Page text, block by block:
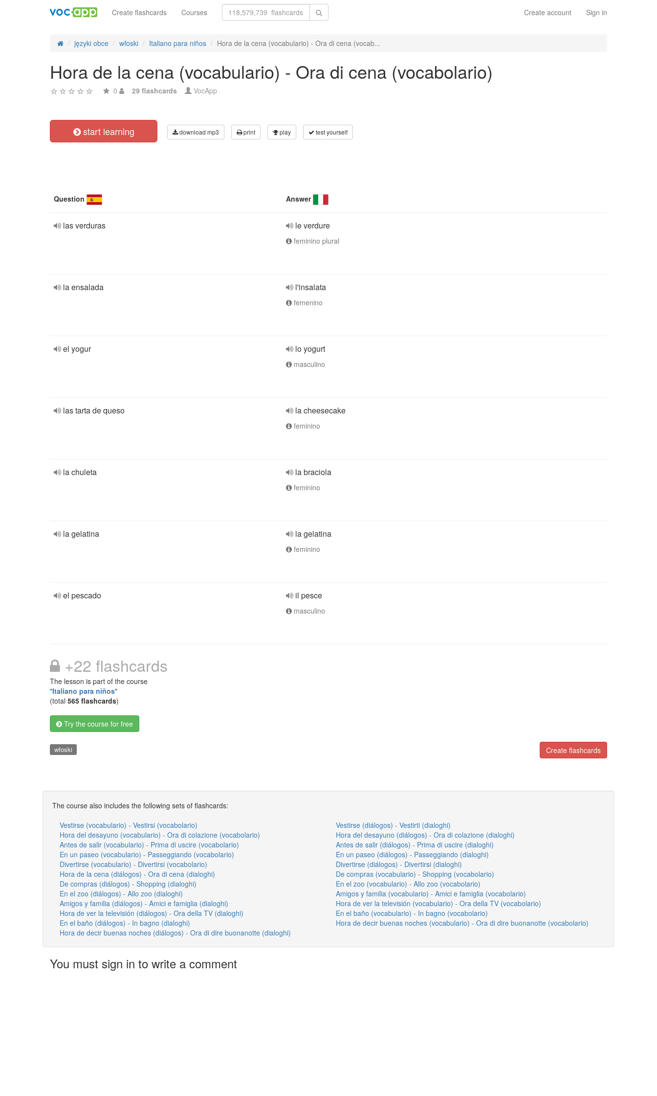
Create account Sign in
Create flashcards Courses
języki obce włoski Italiano para niños Hora de la cena (vocabulario) - Ora di cena (vocab...
Hora de la cena (vocabulario) - Ora di cena (vocabolario)
0 29 flashcards VocApp
start learning download mp3 print play test yourself
Question Answer
las verduras le verdure
feminino plural
la ensalada l'insalata
femenino
el yogur lo yogurt
masculino
las tarta de queso la cheesecake
feminino
la chuleta la braciola
feminino
la gelatina la gelatina
feminino
el pescado il pesce
masculino
+22 flashcards
The lesson is part of the course
"Italiano para niños"
(total 565 flashcards)
Try the course for free
Create flashcards
włoski
The course also includes the following sets of flashcards:
Vestirse (vocabulario) - Vestirsi (vocabolario)
Vestirse (diálogos) - Vestirti (dialoghi)
Hora del desayuno (vocabulario) - Ora di colazione (vocabolario)
Hora del desayuno (diálogos) - Ora di colazione (dialoghi)
Antes de salir (vocabulario) - Prima di uscire (vocabolario)
Antes de salir (diálogos) - Prima di uscire (dialoghi)
En un paseo (vocabulario) - Passeggiando (vocabolario)
En un paseo (diálogos) - Passeggiando (dialoghi)
Divertirse (vocabulario) - Divertirsi (vocabolario)
Divertirse (diálogos) - Divertirsi (dialoghi)
Hora de la cena (diálogos) - Ora di cena (dialoghi)
De compras (vocabulario) - Shopping (vocabolario)
De compras (diálogos) - Shopping (dialoghi)
En el zoo (vocabulario) - Allo zoo (vocabolario)
En el zoo (diálogos) - Allo zoo (dialoghi)
Amigos y familia (vocabulario) - Amici e famiglia (vocabolario)
Amigos y familia (diálogos) - Amici e famiglia (dialoghi)
Hora de ver la televisión (vocabulario) - Ora della TV (vocabolario)
Hora de ver la televisión (diálogos) - Ora della TV (dialoghi)
En el baño (vocabulario) - In bagno (vocabolario)
En el baño (diálogos) - In bagno (dialoghi)
Hora de decir buenas noches (vocabulario) - Ora di dire buonanotte (vocabolario)
Hora de decir buenas noches (diálogos) - Ora di dire buonanotte (dialoghi)
You must sign in to write a comment